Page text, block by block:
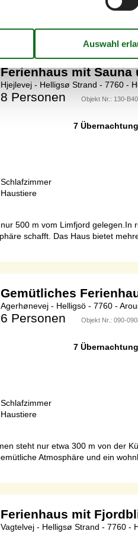
Strand.Fühlen Sie sich
der ideale Treffpunkt für Sie
Ferienhaus mit
Hjejlevej - Helligsø Strand - 7760 -
8 Personen Objekt Nr.: 130-
7
Schlafzimmer
Haustiere
500 m vom Limfjord
schafft. Das Haus bietet
Gemütliches
Agerhønevej - Helligsö - 7760 -
6 Personen Objekt Nr.: 090-
7
Schlafzimmer
Haustiere
steht nur etwa 300 m von der
Atmosphäre und ein
Ferienhaus mit
Vagtelvej - Helligsø Strand - 7760 -